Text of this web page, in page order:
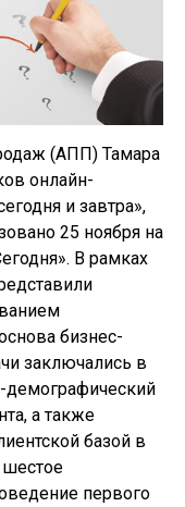
(АПП) Тамара
онлайн-
и завтра»,
25 ноября на
В рамках
бизнес-
заключались в
демографический
а также
базой в
первого